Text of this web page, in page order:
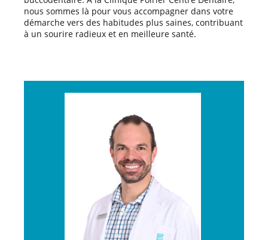
nous sommes là pour vous accompagner dans votre
démarche vers des habitudes plus saines, contribuant
à un sourire radieux et en meilleure santé.